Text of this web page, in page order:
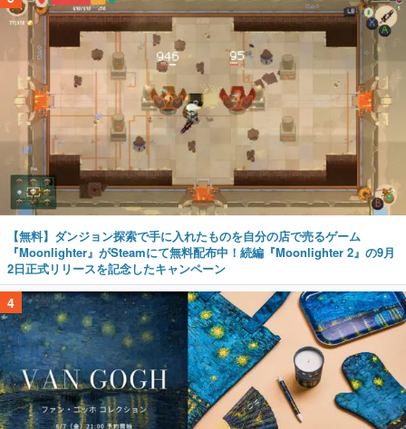
【無料】ダンジョン探索で手に入れたものを自分の店で売るゲーム
『Moonlighter』がSteamにて無料配布中！続編『Moonlighter 2』の9月
2日正式リリースを記念したキャンペーン
4